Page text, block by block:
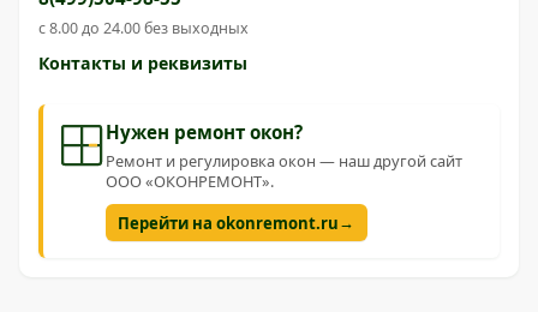
с 8.00 до 24.00 без выходных
Контакты и реквизиты
Нужен ремонт окон?
Ремонт и регулировка окон — наш другой сайт
ООО «ОКОНРЕМОНТ».
Перейти на okonremont.ru→